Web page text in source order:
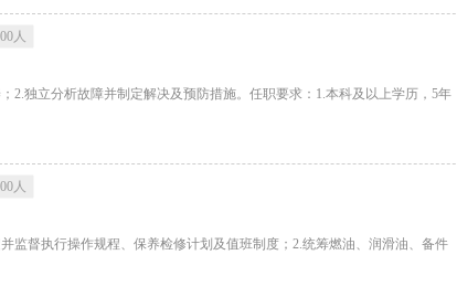
人
2.独立分析故障并制定解决及预防措施。任职要求：1.本科及以上学历，5年
人
监督执行操作规程、保养检修计划及值班制度；2.统筹燃油、润滑油、备件